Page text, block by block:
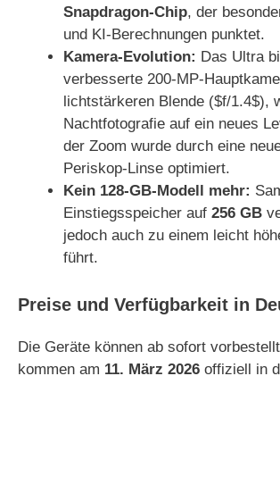
Snapdragon-Chip, der
und KI-Berechnungen punktet.
Kamera-Evolution: Das Ultra
verbesserte 200-MP-
lichtstärkeren Blende ($f/1.4$),
Nachtfotografie auf ein neues
der Zoom wurde durch eine
Periskop-Linse optimiert.
Kein 128-GB-Modell mehr:
Einstiegsspeicher auf 256 GB
jedoch auch zu einem leicht
führt.
Preise und Verfügbarkeit in
Die Geräte können ab sofort
kommen am 11. März 2026 offiziell in